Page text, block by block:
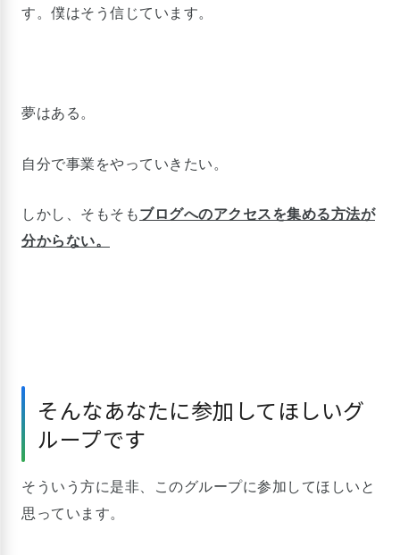
す。僕はそう信じています。
夢はある。
自分で事業をやっていきたい。
しかし、そもそもブログへのアクセスを集める方法が
分からない。
そんなあなたに参加してほしいグ
ループです
そういう方に是非、このグループに参加してほしいと
思っています。